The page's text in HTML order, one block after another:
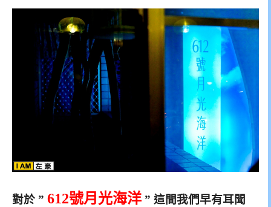
對於 ” 612號月光海洋 ” 這間我們早有耳聞